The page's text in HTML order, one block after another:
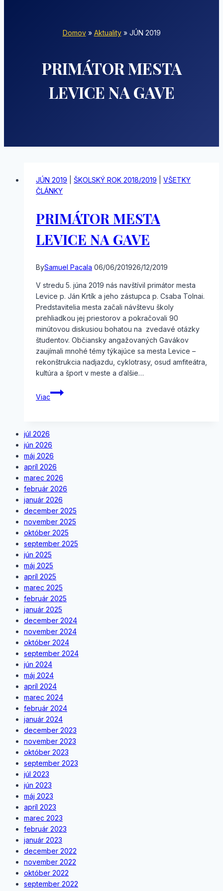
Domov» Aktuality» JÚN 2019
PRIMÁTOR MESTA
LEVICE NA GAVE
JÚN 2019 ŠKOLSKÝ ROK 2018/2019
VŠETKY
ČLÁNKY
PRIMÁTOR MESTA
LEVICE NA GAVE
BySamuel Pacala 06/06/201926/12/2019
V stredu 5. júna 2019 nás navštívil primátor mesta
Levice p. Ján Krtík a jeho zástupca p. Csaba Tolnai.
Predstavitelia mesta začali návštevu školy
prehliadkou jej priestorov a pokračovali 90
minútovou diskusiou bohatou na zvedavé otázky
študentov. Občiansky angažovaných Gavákov
zaujímali mnohé témy týkajúce sa mesta Levice –
rekonštrukcia nadjazdu, cyklotrasy, osud amfiteátra,
kultúra a šport v meste a ďalšie…
Viac
PRIMÁTOR
MESTA
júl 2026
jún 2026
máj 2026
apríl 2026
marec 2026
február 2026
január 2026
december 2025
november 2025
október 2025
september 2025
jún 2025
máj 2025
apríl 2025
marec 2025
február 2025
január 2025
december 2024
november 2024
október 2024
september 2024
jún 2024
máj 2024
apríl 2024
marec 2024
február 2024
január 2024
december 2023
november 2023
október 2023
september 2023
júl 2023
jún 2023
máj 2023
apríl 2023
marec 2023
február 2023
január 2023
december 2022
november 2022
október 2022
september 2022